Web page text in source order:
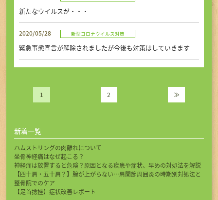
新たなウイルスが・・・
2020/05/28 新型コロナウイルス対策
緊急事態宣言が解除されましたが今後も対策はしていきます
1 2 ≫
新着一覧
ハムストリングの肉離れについて
坐骨神経痛はなぜ起こる？
神経痛は放置すると危険？原因となる疾患や症状、早めの対処法を解説
【四十肩・五十肩？】腕が上がらない…肩関節周囲炎の時期別対処法と
整骨院でのケア
【足首捻挫】症状改善レポート